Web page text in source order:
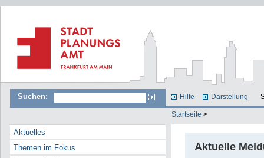
Suchen: Hilfe Darstellung
Startseite >
Aktuelles
Themen im Fokus
Aktuelle